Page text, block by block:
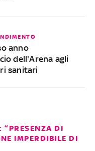
anno
dell'Arena agli
sanitari
“PRESENZA DI
IMPERDIBILE DI